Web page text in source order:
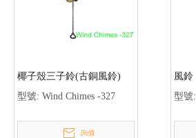
椰子殼三子鈴(古銅風鈴)
型號: Wind Chimes -327
詢價
風鈴
型號: